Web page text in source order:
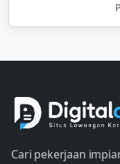
Cari pekerjaan